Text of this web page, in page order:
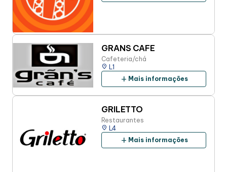
GRANS CAFE
Cafeteria/chá
place L1
add Mais informações
GRILETTO
Restaurantes
place L4
add Mais informações